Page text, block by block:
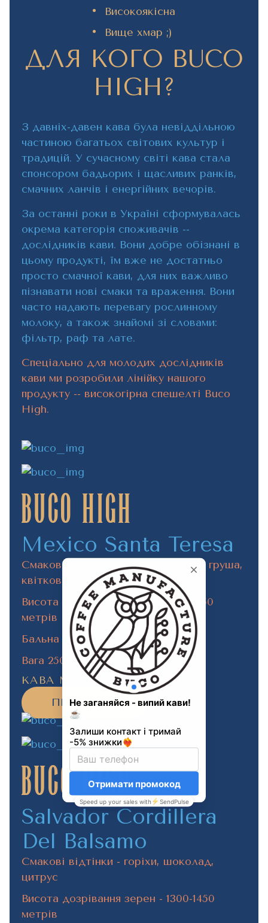
Високоякісна
Вище хмар ;)
ДЛЯ КОГО BUCO
HIGH?
З давніх-давен кава була невіддільною
частиною багатьох світових культур і
традицій. У сучасному світі кава стала
спонсором бадьорих і щасливих ранків,
смачних ланчів і енергійних вечорів.
За останні роки в Україні сформувалась
окрема категорія споживачів --
дослідників кави. Вони добре обізнані в
цьому продукті, їм вже не достатньо
просто смачної кави, для них важливо
пізнавати нові смаки та враження. Вони
часто надають перевагу рослинному
молоку, а також знайомі зі словами:
фільтр, раф та лате.
Спеціально для молодих дослідників
кави ми розробили лінійку нашого
продукту -- високогірна спешелті Buco
High.
Buco High
Mexico Santa Teresa
Cмакові відтінки - зелене яблуко, груша,
квітковий мед
Висота дозрівання зерен - 1250-1450
метрів
Бальна оцінка від SCA - 86
Вага 250г
КАВА МЕЛЕНА ТА В ЗЕРНАХ
ПРИДБАТИ
Buco High
Salvador Cordillera
Del Balsamo
Cмакові відтінки - горіхи, шоколад,
цитрус
Висота дозрівання зерен - 1300-1450
метрів